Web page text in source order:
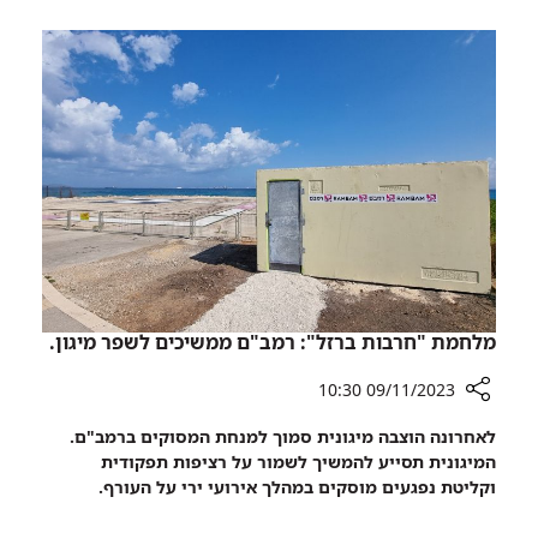
עצרת
נילי
מרגלית
עצרת
הזדהות
החטופה
נילי
מרגלית
מלחמת "חרבות ברזל": רמב"ם ממשיכים לשפר מיגון.
שיתוף
מלחמת
"חרבות
09/11/2023 10:30
לאחרונה הוצבה מיגונית סמוך למנחת המסוקים ברמב"ם.
המיגונית תסייע להמשיך לשמור על רציפות תפקודית
וקליטת נפגעים מוסקים במהלך אירועי ירי על העורף.